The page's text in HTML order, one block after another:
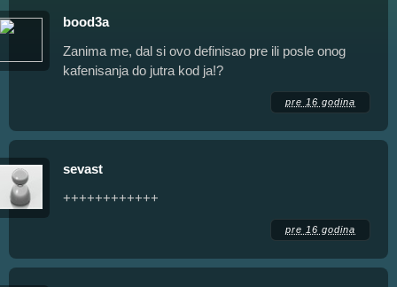
bood3a
Zanima me, dal si ovo definisao pre ili posle onog
kafenisanja do jutra kod ja!?
pre 16 godina
sevast
++++++++++++
pre 16 godina